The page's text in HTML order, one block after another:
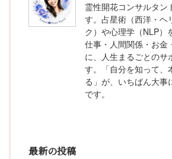
霊性開花コンサルタン
す。占星術（西洋・ヘ
ク）や心理学（NLP）
仕事・人間関係・お金
に、人生まるごとのサ
す。「自分を知って、
る」が、いちばん大事
です。
最新の投稿